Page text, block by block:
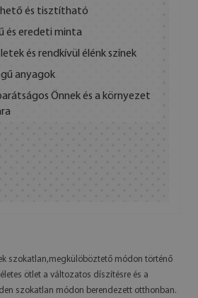
és tisztítható
és eredeti minta
és rendkívül élénk színek
anyagok
Önnek és a környezet
szokatlan,megkülöböztető módon történő
ötlet a változatos díszítésre és a
szokatlan módon berendezett otthonban.